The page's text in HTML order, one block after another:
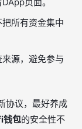
所有资金集中
源，避免参与
协议，最好养成
钱包的安全性不